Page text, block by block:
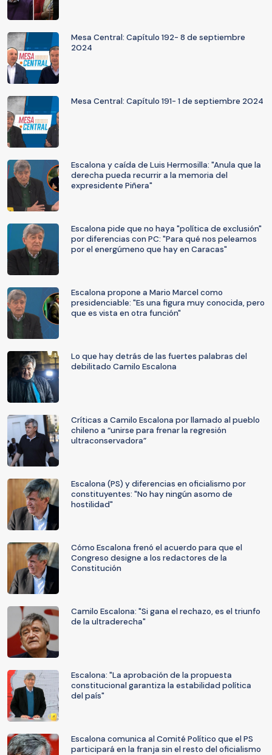
Mesa Central: Capítulo 192- 8 de septiembre
2024
Mesa Central: Capítulo 191- 1 de septiembre 2024
Escalona y caída de Luis Hermosilla: "Anula que la
derecha pueda recurrir a la memoria del
expresidente Piñera"
Escalona pide que no haya "política de exclusión"
por diferencias con PC: "Para qué nos peleamos
por el energúmeno que hay en Caracas"
Escalona propone a Mario Marcel como
presidenciable: "Es una figura muy conocida, pero
que es vista en otra función"
Lo que hay detrás de las fuertes palabras del
debilitado Camilo Escalona
Críticas a Camilo Escalona por llamado al pueblo
chileno a “unirse para frenar la regresión
ultraconservadora”
Escalona (PS) y diferencias en oficialismo por
constituyentes: "No hay ningún asomo de
hostilidad"
Cómo Escalona frenó el acuerdo para que el
Congreso designe a los redactores de la
Constitución
Camilo Escalona: "Si gana el rechazo, es el triunfo
de la ultraderecha"
Escalona: "La aprobación de la propuesta
constitucional garantiza la estabilidad política
del país"
Escalona comunica al Comité Político que el PS
participará en la franja sin el resto del oficialismo